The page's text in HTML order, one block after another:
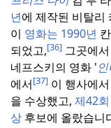
년에 제작된 비탈리
이 영화는 1990년
되었고,[36] 그곳에서
네프스키의 영화 '
에서[37] 이 행사에
을 수상했고, 제42
상 후보에 올랐습니